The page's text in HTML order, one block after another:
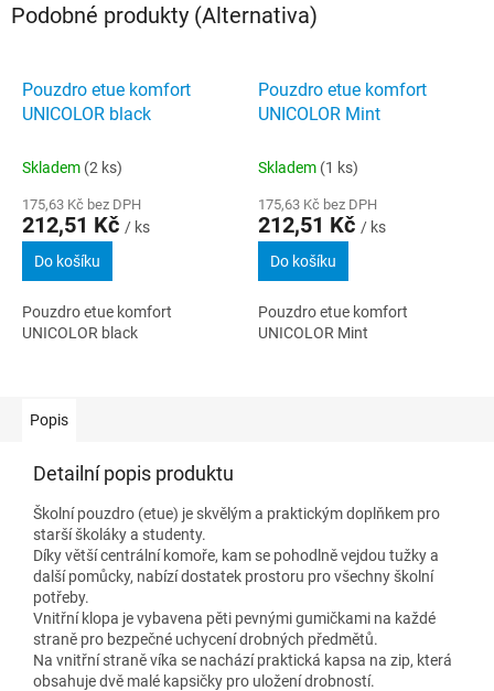
Podobné produkty (Alternativa)
Pouzdro etue komfort
UNICOLOR black
Skladem (2 ks)
175,63 Kč bez DPH
212,51 Kč / ks
Do košíku
Pouzdro etue komfort
UNICOLOR black
Pouzdro etue komfort
UNICOLOR Mint
Skladem (1 ks)
175,63 Kč bez DPH
212,51 Kč / ks
Do košíku
Pouzdro etue komfort
UNICOLOR Mint
Popis
Detailní popis produktu
Školní pouzdro (etue) je skvělým a praktickým doplňkem pro
starší školáky a studenty.
Díky větší centrální komoře, kam se pohodlně vejdou tužky a
další pomůcky, nabízí dostatek prostoru pro všechny školní
potřeby.
Vnitřní klopa je vybavena pěti pevnými gumičkami na každé
straně pro bezpečné uchycení drobných předmětů.
Na vnitřní straně víka se nachází praktická kapsa na zip, která
obsahuje dvě malé kapsičky pro uložení drobností.